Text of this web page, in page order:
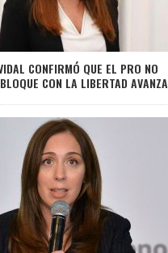
CONFIRMÓ QUE EL PRO NO
CON LA LIBERTAD AVANZA